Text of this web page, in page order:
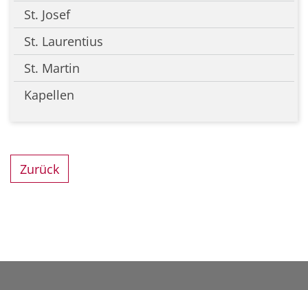
St. Josef
St. Laurentius
St. Martin
Kapellen
Zurück